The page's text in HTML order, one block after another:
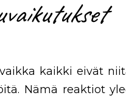
kaikki eivät
Nämä reaktiot